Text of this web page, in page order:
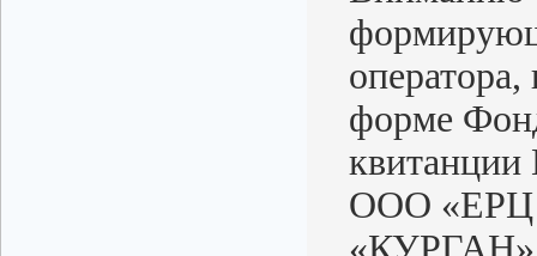
форме
квитанции
ООО «ЕРЦ